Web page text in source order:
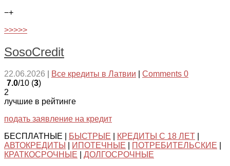
−+
>>>>>
SosoCredit
22.06.2026 Все кредиты в Латвии
Comments 0
7.0/10 (3)
2
лучшие в рейтинге
подать заявление на кредит
БЕСПЛАТНЫЕ |
БЫСТРЫЕ КРЕДИТЫ С 18 ЛЕТ
АВТОКРЕДИТЫ
ИПОТЕЧНЫЕ ПОТРЕБИТЕЛЬСКИЕ
КРАТКОСРОЧНЫЕ
ДОЛГОСРОЧНЫЕ